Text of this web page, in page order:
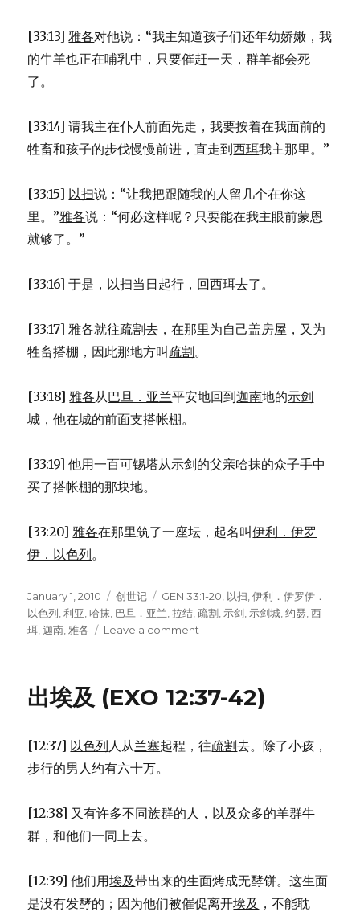
[33:13]雅各对他说：“我主知道孩子们还年幼娇嫩，我
的牛羊也正在哺乳中，只要催赶一天，群羊都会死
了。
[33:14] 请我主在仆人前面先走，我要按着在我面前的
牲畜和孩子的步伐慢慢前进，直走到西珥我主那里。”
[33:15] 以扫说：“让我把跟随我的人留几个在你这
里。”雅各说：“何必这样呢？只要能在我主眼前蒙恩
就够了。”
[33:16] 于是， 以扫当日起行，回西珥去了。
[33:17]雅各就往疏割去，在那里为自己盖房屋，又为
牲畜搭棚，因此那地方叫 疏割。
[33:18]雅各从巴旦．亚兰平安地回到迦南地的示剑
城 ，他在城的前面支搭帐棚。
[33:19] 他用一百可锡塔从示剑的父亲哈抹的众子手中
买了搭帐棚的那块地。
[33:20]雅各在那里筑了一座坛，起名叫伊利．伊罗
伊．以色列。
Posted
on
January 1, 2010 Categories
创世记 Tags
GEN 33:1-20 以扫 ,伊利．伊罗伊．
以色列 ,利亚 ,哈抹 巴旦．亚兰 ,拉结 ,疏割 示剑 示剑城 ,约瑟 ,西
珥 ,迦南 雅各 Leave a comment
以
见
出埃及 (EXO 12:37-42)
[12:37] 以色列人从兰塞起程，往疏割去。除了小孩，
步行的男人约有六十万。
[12:38] 又有许多不同族群的人，以及众多的羊群牛
群，和他们一同上去。
[12:39] 他们用埃及带出来的生面烤成无酵饼。这生面
是没有发酵的；因为他们被催促离开埃及 ，不能耽